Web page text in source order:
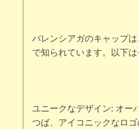
バレンシアガのキャップ
で知られています。以下
ユニークなデザイン: オー
つば、アイコニックなロ